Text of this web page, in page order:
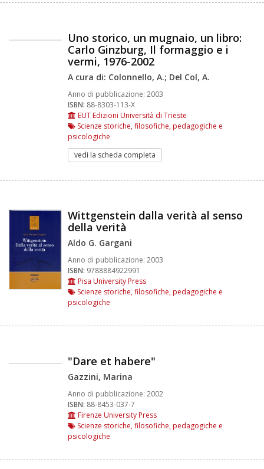
Uno storico, un mugnaio, un libro:
Carlo Ginzburg, Il formaggio e i
vermi, 1976-2002
A cura di: Colonnello, A.; Del Col, A.
Anno di pubblicazione: 2003
ISBN: 88-8303-113-X
EUT Edizioni Università di Trieste
Scienze storiche, filosofiche, pedagogiche e
psicologiche
vedi la scheda completa
Wittgenstein dalla verità al senso
della verità
Aldo G. Gargani
Anno di pubblicazione: 2003
ISBN: 9788884922991
Pisa University Press
Scienze storiche, filosofiche, pedagogiche e
psicologiche
"Dare et habere"
Gazzini, Marina
Anno di pubblicazione: 2002
ISBN: 88-8453-037-7
Firenze University Press
Scienze storiche, filosofiche, pedagogiche e
psicologiche